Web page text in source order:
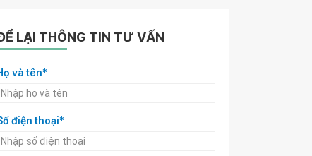
LẠI THÔNG TIN TƯ VẤN
và tên*
điện thoại*